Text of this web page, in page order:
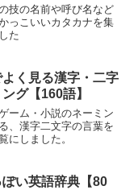
技の名前や呼び名など
っこいいカタカナを集
た
く見る漢字・二字
グ【160語】
ーム・小説のネーミン
、漢字二文字の言葉を
にしました。
い英語辞典【80